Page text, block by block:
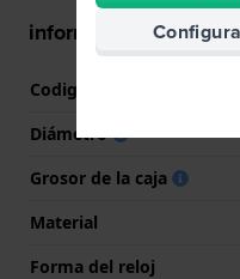
información de la
Codigo de caja
Diámetro
Grosor de la caja
Material
Forma del reloj